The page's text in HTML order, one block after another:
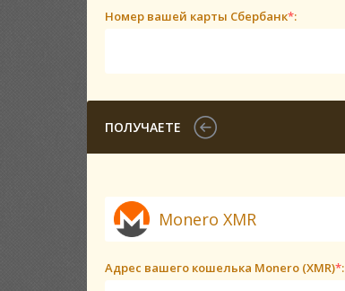
Номер вашей карты Сбербанк*:
ПОЛУЧАЕТЕ
Monero XMR
Адрес вашего кошелька Monero (XMR)*: